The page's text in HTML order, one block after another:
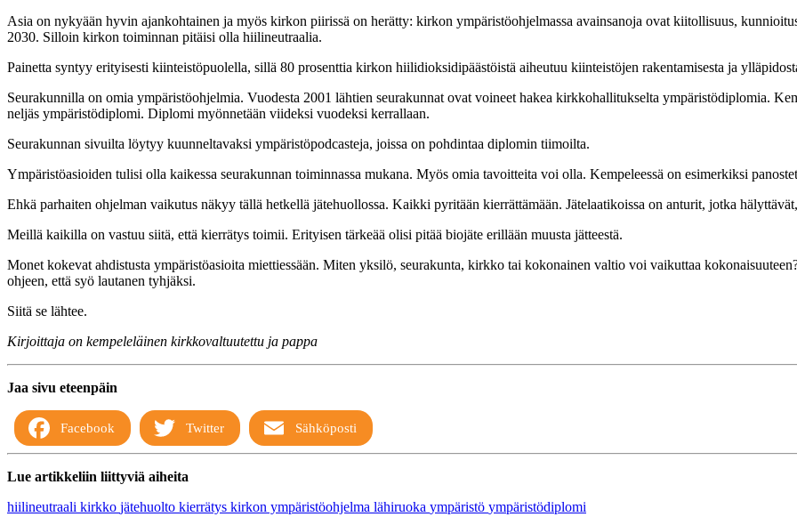
Asia on nykyään hyvin ajankohtainen ja myös kirkon piirissä on herätty: kirkon ympäristöohjelmassa avainsanoja ovat kiitollisuus,
2030. Silloin kirkon toiminnan pitäisi olla hiilineutraalia.
Painetta syntyy erityisesti kiinteistöpuolella, sillä 80 prosenttia kirkon hiilidioksidipäästöistä aiheutuu kiinteistöjen rakentamisesta ja
Seurakunnilla on omia ympäristöohjelmia. Vuodesta 2001 lähtien seurakunnat ovat voineet hakea kirkkohallitukselta ympäristödiplomia.
neljäs ympäristödiplomi. Diplomi myönnetään viideksi vuodeksi kerrallaan.
Seurakunnan sivuilta löytyy kuunneltavaksi ympäristöpodcasteja, joissa on pohdintaa diplomin tiimoilta.
Ympäristöasioiden tulisi olla kaikessa seurakunnan toiminnassa mukana. Myös omia tavoitteita voi olla. Kempeleessä on esimerkiksi
Ehkä parhaiten ohjelman vaikutus näkyy tällä hetkellä jätehuollossa. Kaikki pyritään kierrättämään. Jätelaatikoissa on anturit, jotka
Meillä kaikilla on vastuu siitä, että kierrätys toimii. Erityisen tärkeää olisi pitää biojäte erillään muusta jätteestä.
Monet kokevat ahdistusta ympäristöasioita miettiessään. Miten yksilö, seurakunta, kirkko tai kokonainen valtio voi vaikuttaa
ohjeen, että syö lautanen tyhjäksi.
Siitä se lähtee.
Kirjoittaja on kempeleläinen kirkkovaltuutettu ja pappa
Jaa sivu eteenpäin
Facebook Twitter Sähköposti
Lue artikkeliin liittyviä aiheita
hiilineutraali kirkko jätehuolto kierrätys kirkon ympäristöohjelma lähiruoka ympäristö ympäristödiplomi